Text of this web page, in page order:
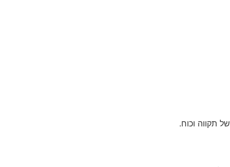
תקווה וכוח.